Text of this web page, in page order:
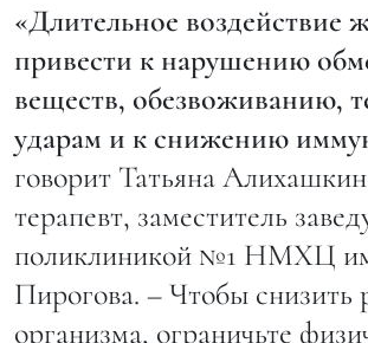
«Длительное воздействие
привести к нарушению
веществ, обезвоживанию,
ударам и к снижению
говорит Татьяна
терапевт, заместитель
поликлиникой №1 НМХЦ
Пирогова. – Чтобы снизить
организма, ограничьте